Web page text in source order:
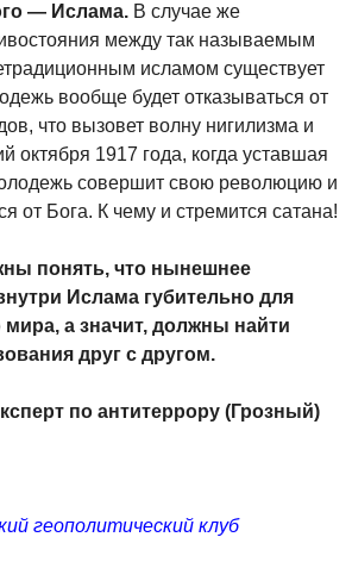
— Ислама. В случае же
между так называемым
исламом существует
вообще будет отказываться от
что вызовет волну нигилизма и
октября 1917 года, когда уставшая
совершит свою революцию и
от Бога. К чему и стремится сатана!
понять, что нынешнее
Ислама губительно для
мира, а значит, должны найти
друг с другом.
по антитеррору (Грозный)
геополитический клуб